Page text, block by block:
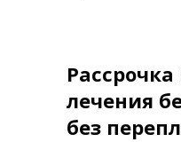
лечения
без